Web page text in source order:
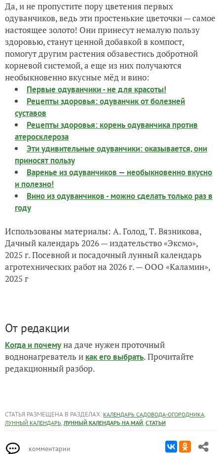
Да, и не пропустите пору цветения первых
одуванчиков, ведь эти простенькие цветочки — самое
настоящее золото! Они принесут немалую пользу
здоровью, станут ценной добавкой в компост,
помогут другим растения обзавестись добротной
корневой системой, а еще из них получаются
необыкновенно вкусные мёд и вино:
Первые одуванчики - не для красоты!
Рецепты здоровья: одуванчик от болезней
суставов
Рецепты здоровья: корень одуванчика против
атеросклероза
Эти удивительные одуванчики: оказывается, они
приносят пользу
Варенье из одуванчиков — необыкновенно вкусно
и полезно!
Вино из одуванчиков - можно сделать только раз в
году
Использованы материалы: А. Голод, Т. Вязникова,
Дачный календарь 2026 — издательство «Эксмо»,
2025 г. Посевной и посадочный лунный календарь
агротехнических работ на 2026 г. — ООО «Каламин»,
2025 г
От редакции
Когда и почемуна даче нужен проточный
воднонагреватель и как его выбрать. Прочитайте
редакционный разбор.
СТАТЬЯ РАЗМЕЩЕНА В РАЗДЕЛАХ: КАЛЕНДАРЬ САДОВОДА-ОГОРОДНИКА,
ЛУННЫЙ КАЛЕНДАРЬ, ЛУННЫЙ КАЛЕНДАРЬ НА МАЙ, СТАТЬИ
комментарии